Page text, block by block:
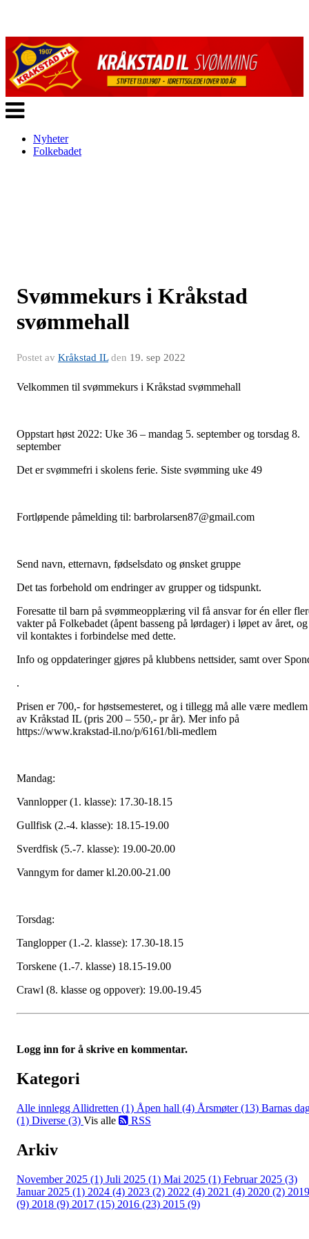
Veksle
navigasjon
Nyheter
Folkebadet
Svømmekurs i Kråkstad
svømmehall
Postet av Kråkstad ILden 19. sep 2022
Velkommen til svømmekurs i Kråkstad svømmehall
Oppstart høst 2022: Uke 36 – mandag 5. september og torsdag 8.
september
Det er svømmefri i skolens ferie. Siste svømming uke 49
Fortløpende påmelding til: barbrolarsen87@gmail.com
Send navn, etternavn, fødselsdato og ønsket gruppe
Det tas forbehold om endringer av grupper og tidspunkt.
Foresatte til barn på svømmeopplæring vil få ansvar for én eller
vakter på Folkebadet (åpent basseng på lørdager) i løpet av året, og
vil kontaktes i forbindelse med dette.
Info og oppdateringer gjøres på klubbens nettsider, samt over
.
Prisen er 700,- for høstsemesteret, og i tillegg må alle være medlem
av Kråkstad IL (pris 200 – 550,- pr år). Mer info på
https://www.krakstad-il.no/p/6161/bli-medlem
Mandag:
Vannlopper (1. klasse): 17.30-18.15
Gullfisk (2.-4. klasse): 18.15-19.00
Sverdfisk (5.-7. klasse): 19.00-20.00
Vanngym for damer kl.20.00-21.00
Torsdag:
Tanglopper (1.-2. klasse): 17.30-18.15
Torskene (1.-7. klasse) 18.15-19.00
Crawl (8. klasse og oppover): 19.00-19.45
Logg inn for å skrive en kommentar.
Kategori
Alle innlegg Allidretten (1) Åpen hall (4) Årsmøter (13) Barnas
(1) Diverse (3) Vis alle RSS
Arkiv
November 2025 (1) Juli 2025 (1) Mai 2025 (1) Februar 2025 (3)
Januar 2025 (1) 2024 (4) 2023 (2) 2022 (4) 2021 (4) 2020 (2) 2019
(9) 2018 (9) 2017 (15) 2016 (23) 2015 (9)